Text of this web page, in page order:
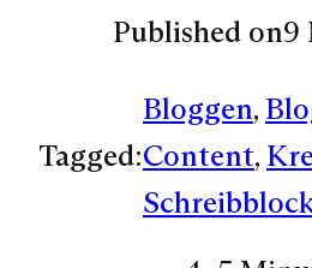
Published on9
Tagged:
Bloggen,
Content,